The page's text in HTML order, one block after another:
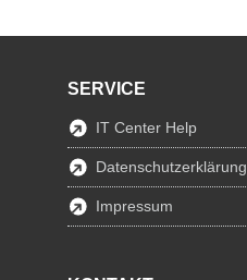
SERVICE
IT Center Help
Datenschutzerklärung
Impressum